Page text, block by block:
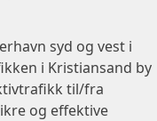
syd og vest i
i Kristiansand by
til/fra
og effektive